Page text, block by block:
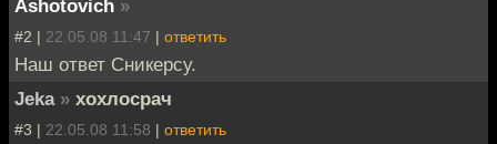
Ashotovich »
#2 | 22.05.08 11:47 | ответить
Наш ответ Сникерсу.
Jeka » хохлосрач
#3 | 22.05.08 11:58 | ответить